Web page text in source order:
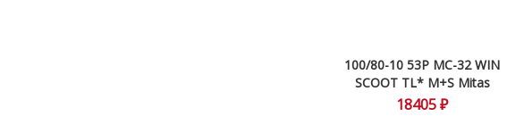
100/80-10 53P MC-32 WIN
SCOOT TL* M+S Mitas
18405 ₽